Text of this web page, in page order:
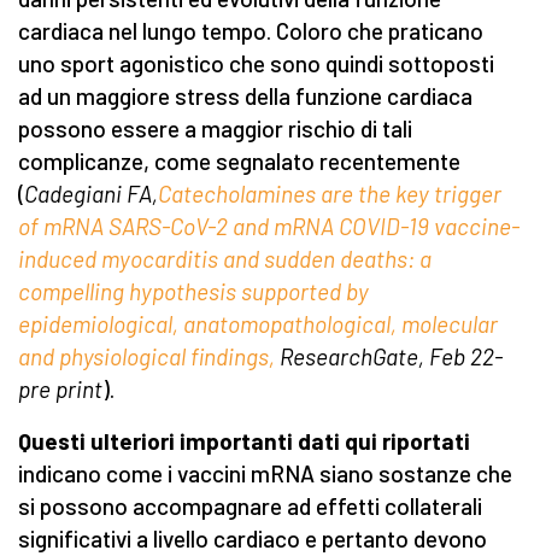
cardiaca nel lungo tempo. Coloro che praticano
uno sport agonistico che sono quindi sottoposti
ad un maggiore stress della funzione cardiaca
possono essere a maggior rischio di tali
complicanze, come segnalato recentemente
(Cadegiani FA,Catecholamines are the key trigger
of mRNA SARS-CoV-2 and mRNA COVID-19 vaccine-
induced myocarditis and sudden deaths: a
compelling hypothesis supported by
epidemiological, anatomopathological, molecular
and physiological findings, ResearchGate, Feb 22-
pre print).
Questi ulteriori importanti dati qui riportati
indicano come i vaccini mRNA siano sostanze che
si possono accompagnare ad effetti collaterali
significativi a livello cardiaco e pertanto devono